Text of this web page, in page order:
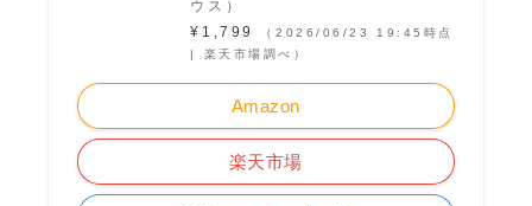
ウス）
¥1,799
（2026/06/23 19:45時点
| 楽天市場調べ）
Amazon
楽天市場